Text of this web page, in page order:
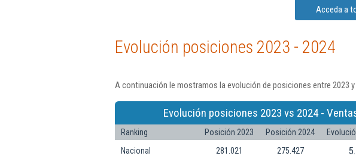
Acceda a
Evolución posiciones 2023 - 2024
A continuación le mostramos la evolución de posiciones entre 2023
Evolución posiciones 2023 vs 2024 -
Ranking Posición 2023 Posición 2024
Nacional
281.021 275.427